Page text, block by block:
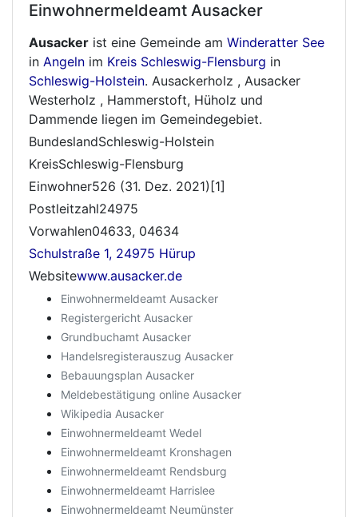
Einwohnermeldeamt Ausacker
Ausacker ist eine Gemeinde am Winderatter See
in Angeln im Kreis Schleswig-Flensburg in
Schleswig-Holstein. Ausackerholz , Ausacker
Westerholz , Hammerstoft, Hüholz und
Dammende liegen im Gemeindegebiet.
BundeslandSchleswig-Holstein
KreisSchleswig-Flensburg
Einwohner526 (31. Dez. 2021)[1]
Postleitzahl24975
Vorwahlen04633, 04634
Schulstraße 1, 24975 Hürup
Websitewww.ausacker.de
Einwohnermeldeamt Ausacker
Registergericht Ausacker
Grundbuchamt Ausacker
Handelsregisterauszug Ausacker
Bebauungsplan Ausacker
Meldebestätigung online Ausacker
Wikipedia Ausacker
Einwohnermeldeamt Wedel
Einwohnermeldeamt Kronshagen
Einwohnermeldeamt Rendsburg
Einwohnermeldeamt Harrislee
Einwohnermeldeamt Neumünster